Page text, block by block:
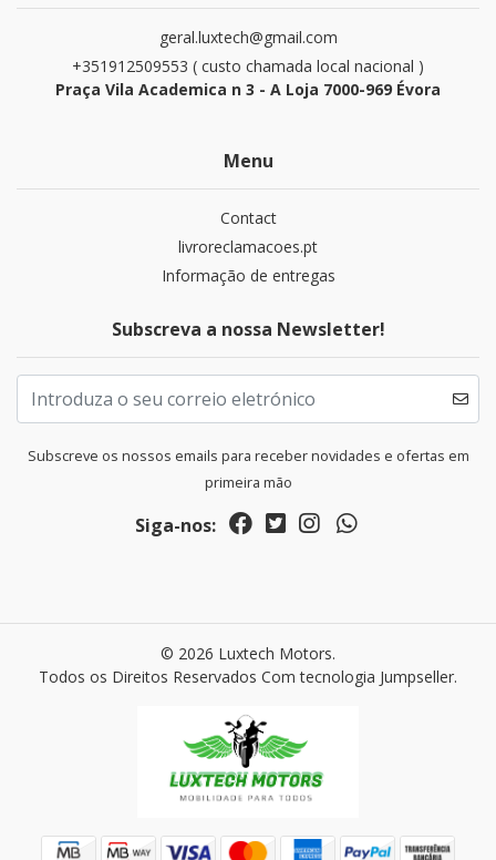
geral.luxtech@gmail.com
+351912509553 ( custo chamada local nacional )
Praça Vila Academica n 3 - A Loja 7000-969 Évora
Menu
Contact
livroreclamacoes.pt
Informação de entregas
Subscreva a nossa Newsletter!
Subscreve os nossos emails para receber novidades e ofertas em
primeira mão
Siga-nos:
© 2026 Luxtech Motors.
Todos os Direitos Reservados Com tecnologia Jumpseller.